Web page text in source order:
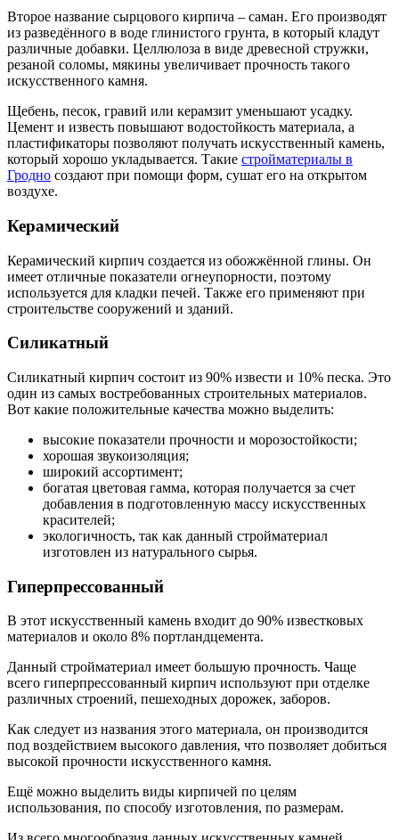
Второе название сырцового кирпича – саман. Его производят
из разведённого в воде глинистого грунта, в который кладут
различные добавки. Целлюлоза в виде древесной стружки,
резаной соломы, мякины увеличивает прочность такого
искусственного камня.
Щебень, песок, гравий или керамзит уменьшают усадку.
Цемент и известь повышают водостойкость материала, а
пластификаторы позволяют получать искусственный камень,
который хорошо укладывается. Такие стройматериалы в
Гродно создают при помощи форм, сушат его на открытом
воздухе.
Керамический
Керамический кирпич создается из обожжённой глины. Он
имеет отличные показатели огнеупорности, поэтому
используется для кладки печей. Также его применяют при
строительстве сооружений и зданий.
Силикатный
Силикатный кирпич состоит из 90% извести и 10% песка. Это
один из самых востребованных строительных материалов.
Вот какие положительные качества можно выделить:
высокие показатели прочности и морозостойкости;
хорошая звукоизоляция;
широкий ассортимент;
богатая цветовая гамма, которая получается за счет
добавления в подготовленную массу искусственных
красителей;
экологичность, так как данный стройматериал
изготовлен из натурального сырья.
Гиперпрессованный
В этот искусственный камень входит до 90% известковых
материалов и около 8% портландцемента.
Данный стройматериал имеет большую прочность. Чаще
всего гиперпрессованный кирпич используют при отделке
различных строений, пешеходных дорожек, заборов.
Как следует из названия этого материала, он производится
под воздействием высокого давления, что позволяет добиться
высокой прочности искусственного камня.
Ещё можно выделить виды кирпичей по целям
использования, по способу изготовления, по размерам.